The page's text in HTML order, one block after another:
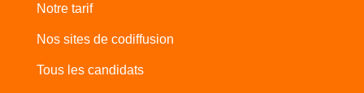
Notre tarif
Nos sites de codiffusion
Tous les candidats